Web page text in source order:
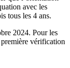
avec les
tous les 4 ans.
2024. Pour les
première vérification